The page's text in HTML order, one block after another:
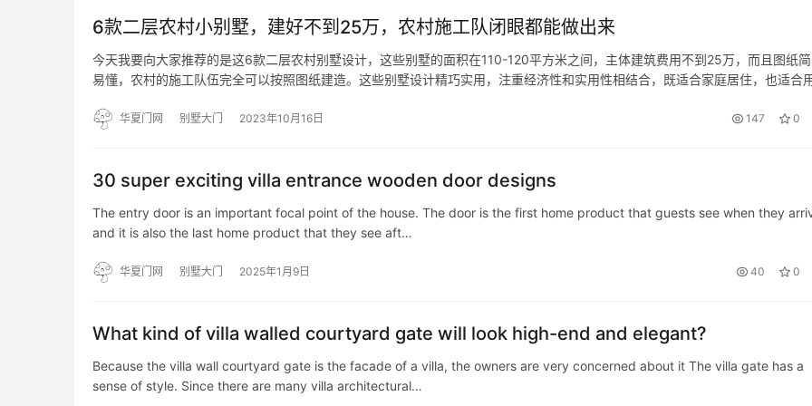
6款二层农村小别墅，建好不到25万，农村施工队闭眼都能做出来
今天我要向大家推荐的是这6款二层农村别墅设计，这些别墅的面积在110-120平方米之间，主体建筑费用不到25万，而且图纸
易懂，农村的施工队伍完全可以按照图纸建造。这些别墅设计精巧实用，注重经济性和实用性相结合，既适合家庭居住，也适合
华夏门网 别墅大门 2023年10月16日 147 0
30 super exciting villa entrance wooden door designs
The entry door is an important focal point of the house. The door is the first home product that guests see when they
and it is also the last home product that they see aft…
华夏门网 别墅大门 2025年1月9日 40 0
What kind of villa walled courtyard gate will look high-end and elegant?
Because the villa wall courtyard gate is the facade of a villa, the owners are very concerned about it The villa gate has a
sense of style. Since there are many villa architectural…